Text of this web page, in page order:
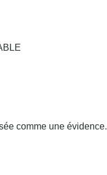
comme une évidence.